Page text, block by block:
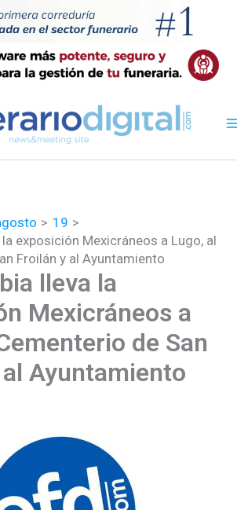
19
exposición Mexicráneos a Lugo, al
Froilán y al Ayuntamiento
lleva la
Mexicráneos a
de San
Ayuntamiento